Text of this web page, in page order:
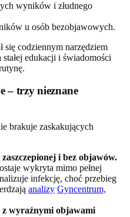
wyników i złudnego
u osób bezobjawowych.
się codziennym narzędziem
edukacji i świadomości
– trzy nieznane
brakuje zaskakujących
i bez objawów.
wykryta mimo pełnej
infekcję, choć przebieg
analizy Gyncentrum,
wyraźnymi objawami